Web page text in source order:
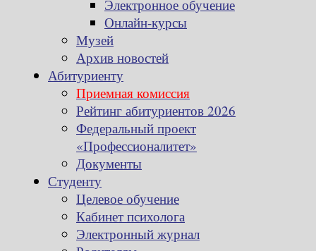
Электронное обучение
Онлайн-курсы
Музей
Архив новостей
Абитуриенту
Приемная комиссия
Рейтинг абитуриентов 2026
Федеральный проект
«Профессионалитет»
Документы
Студенту
Целевое обучение
Кабинет психолога
Электронный журнал